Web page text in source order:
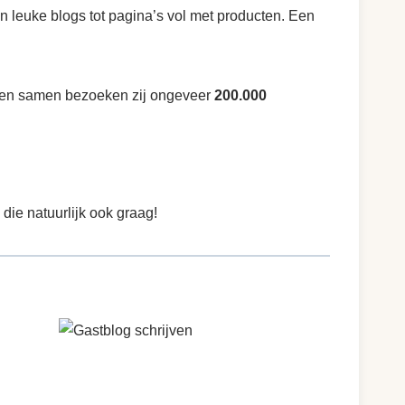
blogs tot pagina’s vol met producten. Een
samen bezoeken zij ongeveer 200.000
natuurlijk ook graag!